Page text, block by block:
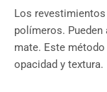
Los
polímeros. Pueden
mate. Este
opacidad y textura.